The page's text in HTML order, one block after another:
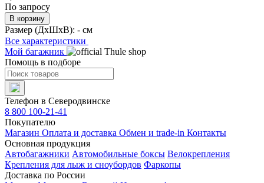
По запросу
В корзину
Размер (ДхШхВ): - см
Все характеристики
Мой багажник
Помощь в подборе
Телефон в Северодвинске
8 800 100-21-41
Покупателю
Магазин Оплата и доставка Обмен и trade-in Контакты
Основная продукция
Автобагажники Автомобильные боксы Велокрепления
Крепления для лыж и сноубордов Фаркопы
Доставка по России